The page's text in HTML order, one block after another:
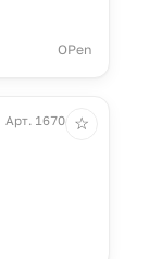
OPen
Арт. 16704.30
☆